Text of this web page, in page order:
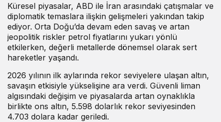
Küresel piyasalar, ABD ile İran arasındaki çatışmalar ve
diplomatik temaslara ilişkin gelişmeleri yakından takip
ediyor. Orta Doğu’da devam eden savaş ve artan
jeopolitik riskler petrol fiyatlarını yukarı yönlü
etkilerken, değerli metallerde dönemsel olarak sert
hareketler yaşandı.
2026 yılının ilk aylarında rekor seviyelere ulaşan altın,
savaşın etkisiyle yükselişine ara verdi. Güvenli liman
algısındaki değişim ve piyasalarda artan oynaklıkla
birlikte ons altın, 5.598 dolarlık rekor seviyesinden
4.703 dolara kadar geriledi.